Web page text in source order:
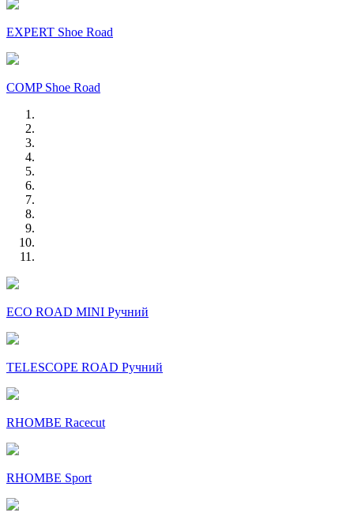
EXPERT Shoe Road
COMP Shoe Road
ECO ROAD MINI Ручний
TELESCOPE ROAD Ручний
RHOMBE Racecut
RHOMBE Sport